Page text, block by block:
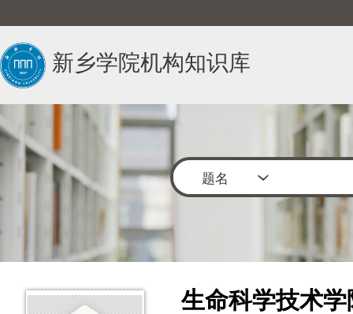
新乡学院机构知识库
题名
生命科学技术